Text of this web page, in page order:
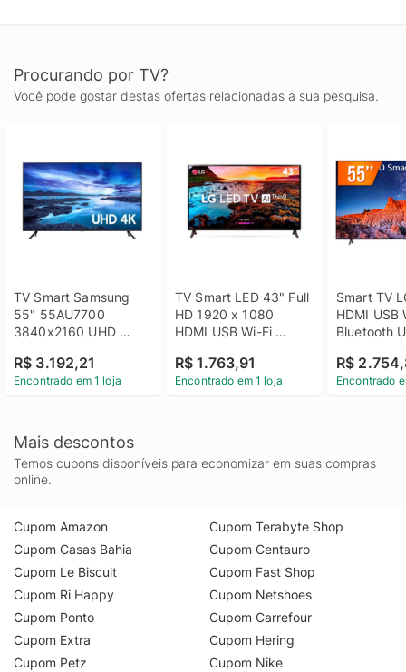
Procurando por TV?
Você pode gostar destas ofertas relacionadas a sua pesquisa.
TV Smart Samsung
55" 55AU7700
3840x2160 UHD
Bluetooth
R$ 3.192,21
Encontrado em 1 loja
TV Smart LED 43" Full
HD 1920 x 1080
HDMI USB Wi-Fi
43LM631C0SB LG
R$ 1.763,91
Encontrado em 1 loja
Smart TV
HDMI USB
Bluetooth
R$
Encontrado
Mais descontos
Temos cupons disponíveis para economizar em suas compras
online.
Cupom Amazon
Cupom Casas Bahia
Cupom Le Biscuit
Cupom Ri Happy
Cupom Ponto
Cupom Extra
Cupom Petz
Cupom Terabyte Shop
Cupom Centauro
Cupom Fast Shop
Cupom Netshoes
Cupom Carrefour
Cupom Hering
Cupom Nike